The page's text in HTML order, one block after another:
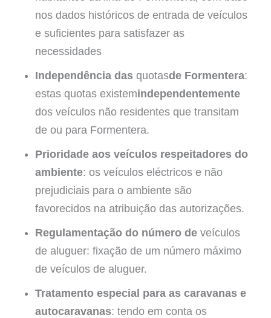
nos dados históricos de entrada de veículos
e suficientes para satisfazer as
necessidades
Independência das quotasde Formentera:
estas quotas existemindependentemente
dos veículos não residentes que transitam
de ou para Formentera.
Prioridade aos veículos respeitadores do
ambiente: os veículos eléctricos e não
prejudiciais para o ambiente são
favorecidos na atribuição das autorizações.
Regulamentação do número de veículos
de aluguer: fixação de um número máximo
de veículos de aluguer.
Tratamento especial para as caravanas e
autocaravanas: tendo em conta os